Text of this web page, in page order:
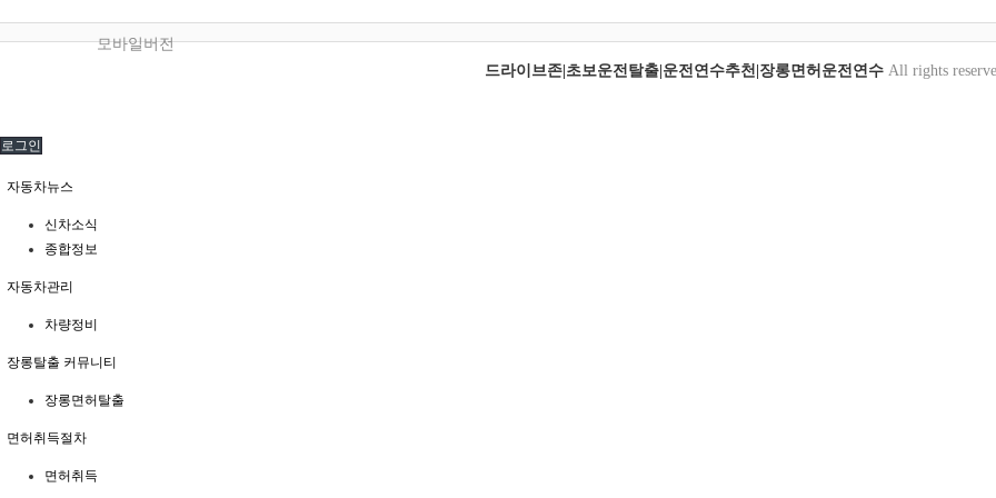
모바일버전
드라이브존|초보운전탈출|운전연수추천|장롱면허운전연수 All rights
로그인
자동차뉴스
신차소식
종합정보
자동차관리
차량정비
장롱탈출 커뮤니티
장롱면허탈출
면허취득절차
면허취득